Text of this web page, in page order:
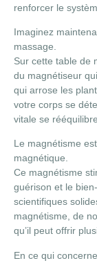
renforcer le
Imaginez
massage.
Sur cette table de
du magnétiseur
qui arrose les
votre corps se
vitale se
Le magnétisme
magnétique.
Ce magnétisme
guérison et le
scientifiques
magnétisme, de
qu’il peut offrir
En ce qui